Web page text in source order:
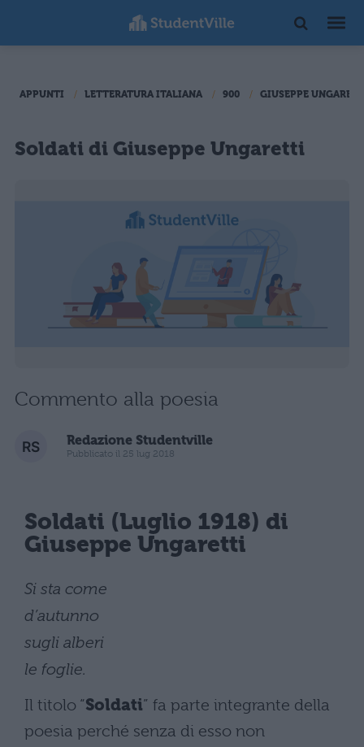
APPUNTI LETTERATURA ITALIANA 900 GIUSEPPE
Soldati di Giuseppe Ungaretti
Commento alla poesia
Redazione Studentville
Pubblicato il 25 lug 2018
Soldati (Luglio 1918) di
Giuseppe Ungaretti
Si sta come
d’autunno
sugli alberi
le foglie.
Il titolo “Soldati” fa parte integrante della
poesia perché senza di esso non